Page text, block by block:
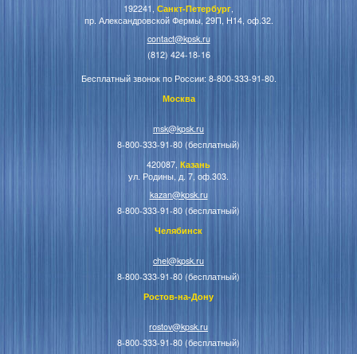
192241, Санкт-Петербург,
пр. Александровской Фермы, 29П, Н14, оф.32.
contact@kpsk.ru
(812) 424-18-16
Бесплатный звонок по России: 8-800-333-91-80.
Москва
msk@kpsk.ru
8-800-333-91-80 (бесплатный)
420087, Казань
ул. Родины, д. 7, оф.303.
kazan@kpsk.ru
8-800-333-91-80 (бесплатный)
Челябинск
chel@kpsk.ru
8-800-333-91-80 (бесплатный)
Ростов-на-Дону
rostov@kpsk.ru
8-800-333-91-80 (бесплатный)